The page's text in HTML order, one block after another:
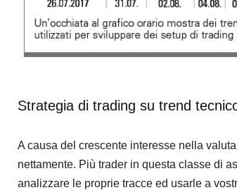
Strategia di trading su trend
A causa del crescente interesse nella
nettamente. Più trader in questa classe di
analizzare le proprie tracce ed usarle a